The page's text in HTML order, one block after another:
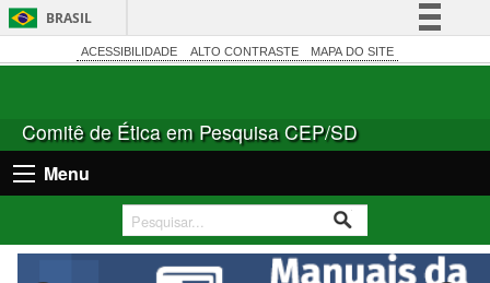
BRASIL
Simplifique!
Acesso à informação
Canais
ACESSIBILIDADE ALTO CONTRASTE MAPA DO SITE
Comitê de Ética em Pesquisa CEP/SD
Menu